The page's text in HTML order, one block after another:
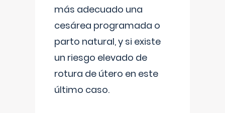
más adecuado una
cesárea programada o
parto natural, y si existe
un riesgo elevado de
rotura de útero en este
último caso.